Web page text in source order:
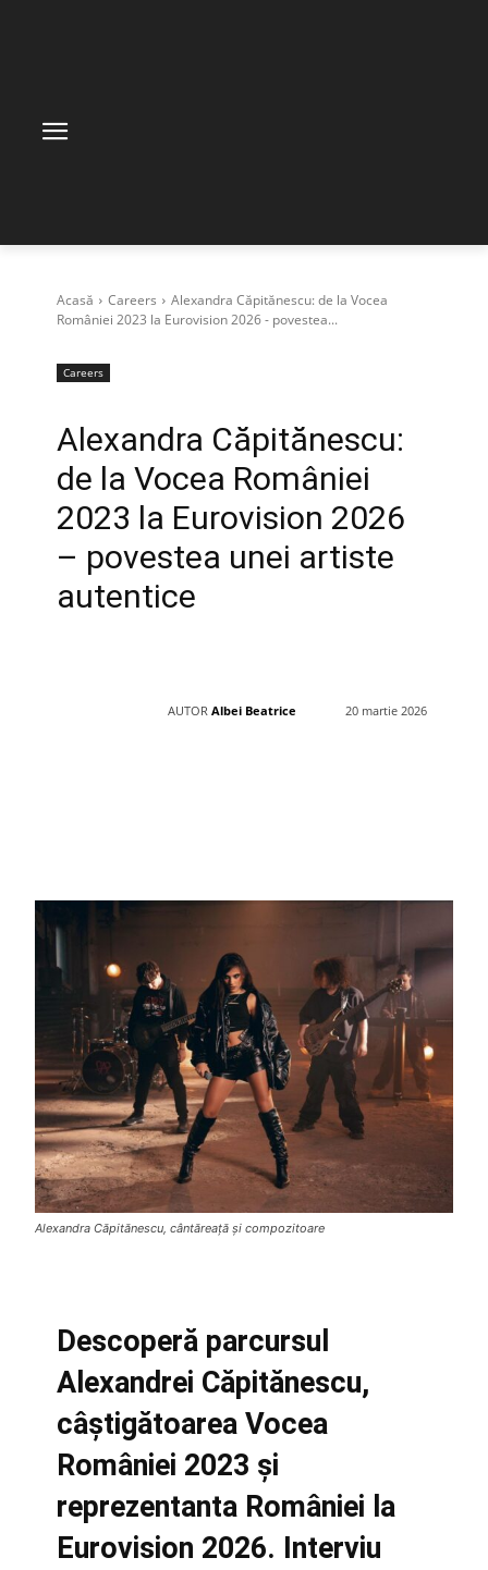
Acasă Careers
Alexandra Căpitănescu: de la Vocea
României 2023 la Eurovision 2026 - povestea...
Careers
Alexandra Căpitănescu:
de la Vocea României
2023 la Eurovision 2026
– povestea unei artiste
autentice
AUTOR Albei Beatrice 20 martie 2026
Alexandra Căpitănescu, cântăreață și compozitoare
Descoperă parcursul
Alexandrei Căpitănescu,
câștigătoarea Vocea
României 2023 și
reprezentanta României la
Eurovision 2026. Interviu